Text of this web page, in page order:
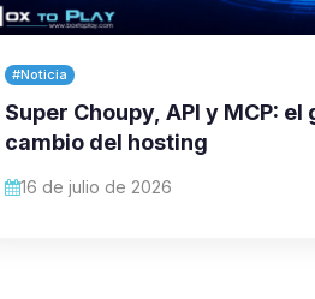
#Noticia
Super Choupy, API y MCP: el
cambio del hosting
16 de julio de 2026